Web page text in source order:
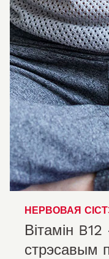
НЕРВОВАЯ
Вітамін
стрэсавым